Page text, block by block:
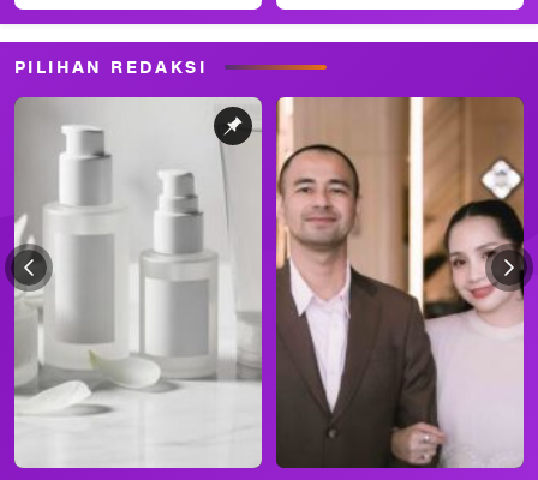
PILIHAN REDAKSI